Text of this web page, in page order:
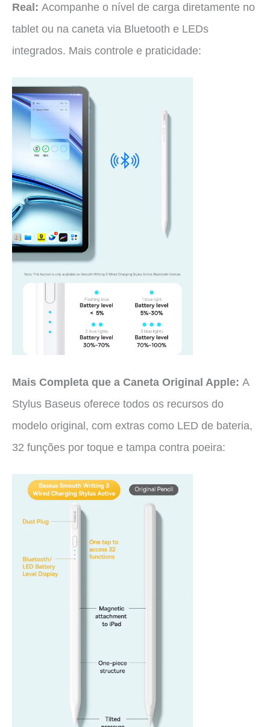
Real: Acompanhe o nível de carga diretamente no
tablet ou na caneta via Bluetooth e LEDs
integrados. Mais controle e praticidade:
Mais Completa que a Caneta Original Apple: A
Stylus Baseus oferece todos os recursos do
modelo original, com extras como LED de bateria,
32 funções por toque e tampa contra poeira: